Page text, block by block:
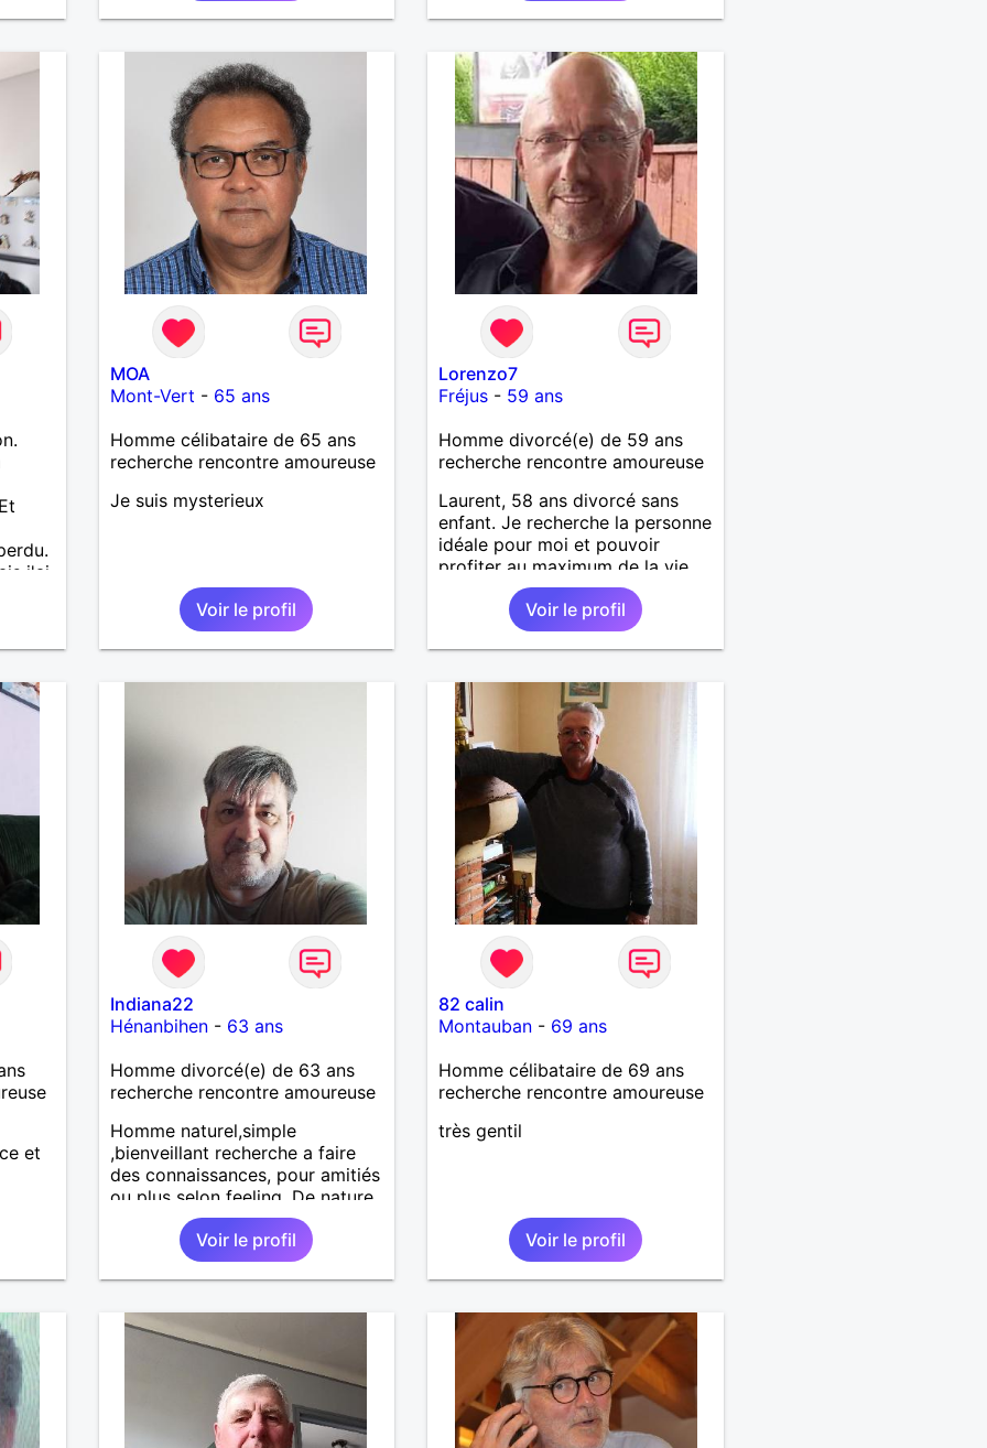
j'ai
MOA
Mont-Vert - 65 ans
Homme célibataire de 65 ans
recherche rencontre amoureuse
Je suis mysterieux
Voir le profil
Lorenzo7
Fréjus - 59 ans
Homme divorcé(e) de 59 ans
recherche rencontre amoureuse
Laurent, 58 ans divorcé sans
enfant. Je recherche la personne
idéale pour moi et pouvoir
profiter au maximum de la vie
de couple
Voir le profil
et
Indiana22
Hénanbihen- 63 ans
Homme divorcé(e) de 63 ans
recherche rencontre amoureuse
Homme naturel,simple
,bienveillant recherche a faire
des connaissances, pour amitiés
ou plus selon feeling. De nature
très câline et très tactile ,je suis
fidèle et sincère.,et très
respectueux ! Je ne supporte
pas le mensonge.Rien ne vaut
échanger en toute simplicité,j'ai
du mal à prolonger des
échanges virtuels Je suis plutôt
attiré par des femmes ayant la
cinquantaine ,belles dans leurs
têtes et dans leurs corps.
Voir le profil
82 calin
Montauban - 69 ans
Homme célibataire de 69 ans
recherche rencontre amoureuse
très gentil
Voir le profil